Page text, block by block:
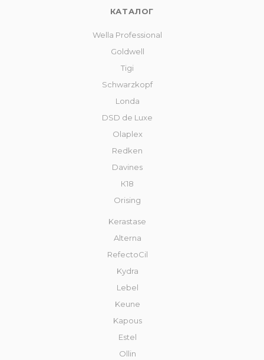
КАТАЛОГ
Wella Professional
Goldwell
Tigi
Schwarzkopf
Londa
DSD de Luxe
Olaplex
Redken
Davines
К18
Orising
Kerastase
Alterna
RefectoCil
Kydra
Lebel
Keune
Kapous
Estel
Ollin